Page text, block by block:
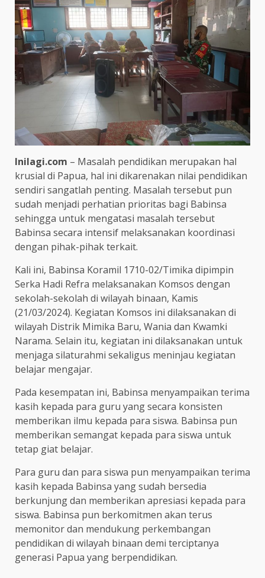
Inilagi.com – Masalah pendidikan merupakan hal
krusial di Papua, hal ini dikarenakan nilai pendidikan
sendiri sangatlah penting. Masalah tersebut pun
sudah menjadi perhatian prioritas bagi Babinsa
sehingga untuk mengatasi masalah tersebut
Babinsa secara intensif melaksanakan koordinasi
dengan pihak-pihak terkait.
Kali ini, Babinsa Koramil 1710-02/Timika dipimpin
Serka Hadi Refra melaksanakan Komsos dengan
sekolah-sekolah di wilayah binaan, Kamis
(21/03/2024). Kegiatan Komsos ini dilaksanakan di
wilayah Distrik Mimika Baru, Wania dan Kwamki
Narama. Selain itu, kegiatan ini dilaksanakan untuk
menjaga silaturahmi sekaligus meninjau kegiatan
belajar mengajar.
Pada kesempatan ini, Babinsa menyampaikan terima
kasih kepada para guru yang secara konsisten
memberikan ilmu kepada para siswa. Babinsa pun
memberikan semangat kepada para siswa untuk
tetap giat belajar.
Para guru dan para siswa pun menyampaikan terima
kasih kepada Babinsa yang sudah bersedia
berkunjung dan memberikan apresiasi kepada para
siswa. Babinsa pun berkomitmen akan terus
memonitor dan mendukung perkembangan
pendidikan di wilayah binaan demi terciptanya
generasi Papua yang berpendidikan.